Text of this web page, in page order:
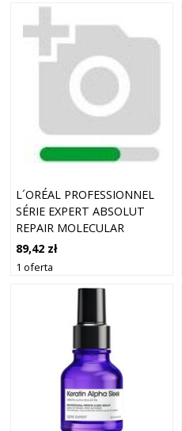
L´ORÉAL PROFESSIONNEL
SÉRIE EXPERT ABSOLUT
REPAIR MOLECULAR
PROFESSIONAL SHAMPOO
ODŻYWCZY SZAMPON DO
REFILL 1000 ML
89,42 zł
1 oferta